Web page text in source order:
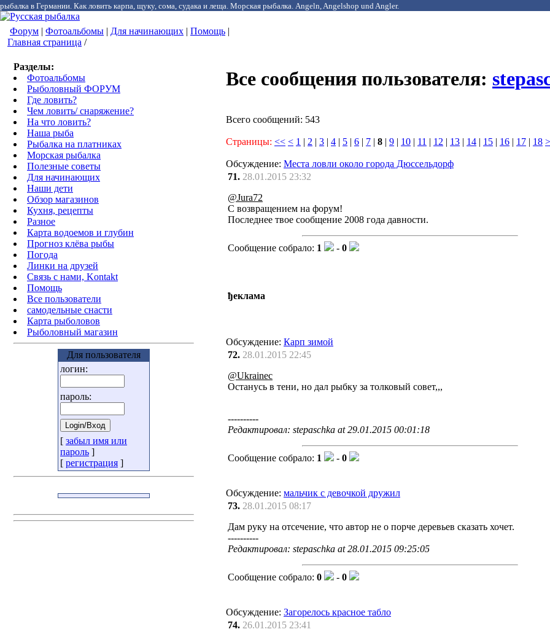
рыбалка в Германии. Как ловить карпа, щуку, сома, судака и леща. Морская рыбалка. Angeln, Angelshop und Angler.
Форум | Фотоальбомы | Для начинающих | Помощь |
Главная страница /
Разделы:
Фотоальбомы
Рыболовный ФОРУМ
Где ловить?
Чем ловить/ снаряжение?
На что ловить?
Наша рыба
Рыбалка на платниках
Морская рыбалка
Полезные советы
Для начинающих
Наши дети
Обзор магазинов
Кухня, рецепты
Разное
Карта водоемов и глубин
Прогноз клёва рыбы
Погода
Линки на друзей
Связь с нами, Kontakt
Помощь
Все пользователи
самодельные снасти
Карта рыболовов
Рыболовный магазин
Для пользователя
логин:
пароль:
[ забыл имя или
пароль ]
[ регистрация ]
Все сообщения пользователя:
Всего сообщений: 543
Страницы: << < 1 | 2 | 3 | 4 | 5 | 6 | 7 | 8 | 9 | 10 | 11 | 12 | 13 | 14 | 15 | 16 | 17 | 18 >
Обсуждение: Места ловли около города Дюссельдорф
71. 28.01.2015 23:32
@Jura72
С возвращением на форум!
Последнее твое сообщение 2008 года давности.
Сообщение собрало: 1 - 0
ђеклама
Обсуждение: Карп зимой
72. 28.01.2015 22:45
@Ukrainec
Останусь в тени, но дал рыбку за толковый совет,,,
----------
Редактировал: stepaschka at 29.01.2015 00:01:18
Сообщение собрало: 1 - 0
Обсуждение: мальчик с девочкой дружил
73. 28.01.2015 08:17
Дам руку на отсечение, что автор не о порче деревьев сказать хочет.
----------
Редактировал: stepaschka at 28.01.2015 09:25:05
Сообщение собрало: 0 - 0
Обсуждение: Загорелось красное табло
74. 26.01.2015 23:41